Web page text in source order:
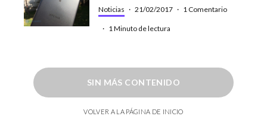
Noticias · 21/02/2017 · 1 Comentario
· 1 Minuto de lectura
SIN MÁS CONTENIDO
VOLVER A LA PÁGINA DE INICIO